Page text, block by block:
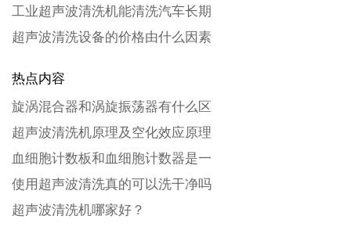
工业超声波清洗机能清洗汽车长期
超声波清洗设备的价格由什么因素
热点内容
旋涡混合器和涡旋振荡器有什么区
超声波清洗机原理及空化效应原理
血细胞计数板和血细胞计数器是一
使用超声波清洗真的可以洗干净吗
超声波清洗机哪家好？